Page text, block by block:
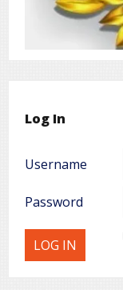
Log In
Username
Password